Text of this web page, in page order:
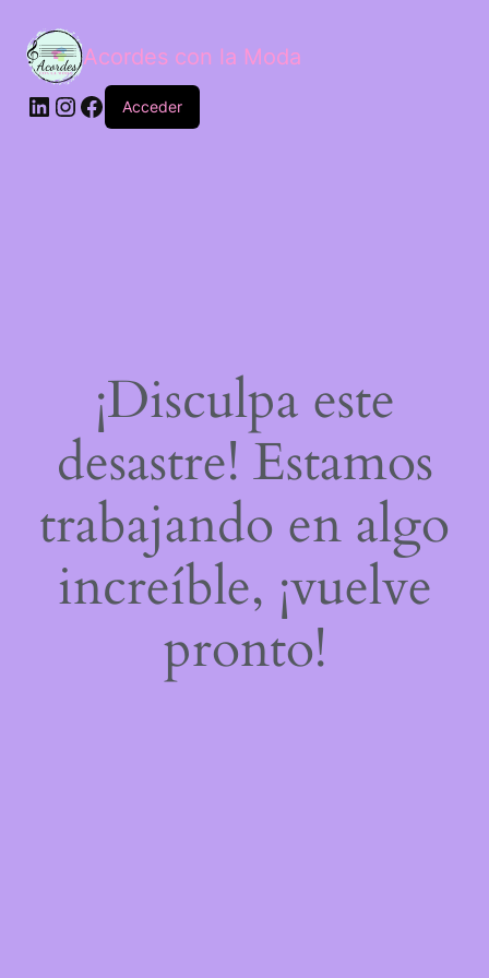
Acordes con la Moda
Acceder
¡Disculpa este
desastre! Estamos
trabajando en algo
increíble, ¡vuelve
pronto!